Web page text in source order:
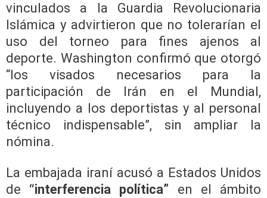
vinculados a la Guardia Revolucionaria
Islámica y advirtieron que no tolerarían el
uso del torneo para fines ajenos al
deporte. Washington confirmó que otorgó
“los visados necesarios para la
participación de Irán en el Mundial,
incluyendo a los deportistas y al personal
técnico indispensable”, sin ampliar la
nómina.
La embajada iraní acusó a Estados Unidos
de “interferencia política” en el ámbito